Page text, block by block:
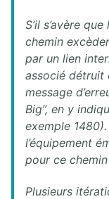
S’il s’avère
chemin
par un lien
associé détruit
message
Big”, en y
exemple
l’équipement
pour ce
Plusieurs